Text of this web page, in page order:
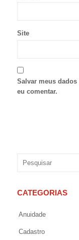
Site
Salvar meus
eu comentar.
CATEGORIAS
Anuidade
Cadastro